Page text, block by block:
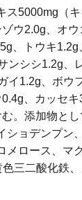
ス5000mg（
ウ2.0g、オ
、トウキ
ンシシ1.2g、
イ1.2g、ボウ
、カッセキ
。添加物と
ショデンプン
メロース、マ
三二酸化鉄